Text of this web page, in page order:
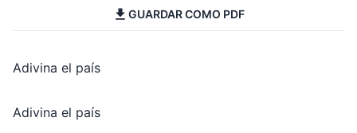
GUARDAR COMO PDF
Adivina el país
Adivina el país